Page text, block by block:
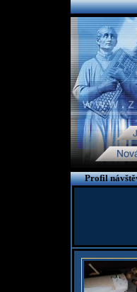
Profil